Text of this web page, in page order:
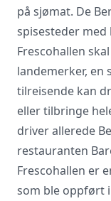
på sjømat. De
spisesteder
Frescohallen
landemerker, en
tilreisende kan
eller tilbringe
driver allerede
restauranten
Frescohallen er
som ble oppført
Vi
viktige
for deg